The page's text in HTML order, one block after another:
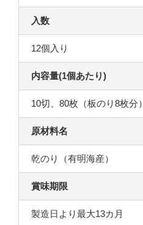
入数
12個入り
内容量(1個あたり)
10切、80枚（板のり8枚分）
原材料名
乾のり（有明海産）
賞味期限
製造日より最大13カ月